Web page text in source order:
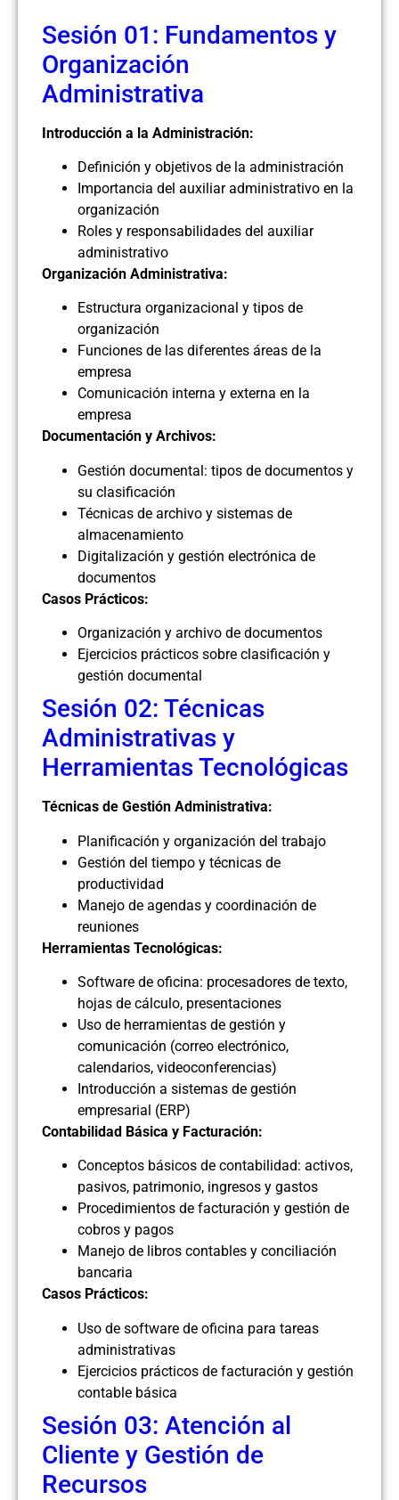
Sesión 01: Fundamentos y
Organización
Administrativa
Introducción a la Administración:
Definición y objetivos de la administración
Importancia del auxiliar administrativo en la
organización
Roles y responsabilidades del auxiliar
administrativo
Organización Administrativa:
Estructura organizacional y tipos de
organización
Funciones de las diferentes áreas de la
empresa
Comunicación interna y externa en la
empresa
Documentación y Archivos:
Gestión documental: tipos de documentos y
su clasificación
Técnicas de archivo y sistemas de
almacenamiento
Digitalización y gestión electrónica de
documentos
Casos Prácticos:
Organización y archivo de documentos
Ejercicios prácticos sobre clasificación y
gestión documental
Sesión 02: Técnicas
Administrativas y
Herramientas Tecnológicas
Técnicas de Gestión Administrativa:
Planificación y organización del trabajo
Gestión del tiempo y técnicas de
productividad
Manejo de agendas y coordinación de
reuniones
Herramientas Tecnológicas:
Software de oficina: procesadores de texto,
hojas de cálculo, presentaciones
Uso de herramientas de gestión y
comunicación (correo electrónico,
calendarios, videoconferencias)
Introducción a sistemas de gestión
empresarial (ERP)
Contabilidad Básica y Facturación:
Conceptos básicos de contabilidad: activos,
pasivos, patrimonio, ingresos y gastos
Procedimientos de facturación y gestión de
cobros y pagos
Manejo de libros contables y conciliación
bancaria
Casos Prácticos:
Uso de software de oficina para tareas
administrativas
Ejercicios prácticos de facturación y gestión
contable básica
Sesión 03: Atención al
Cliente y Gestión de
Recursos